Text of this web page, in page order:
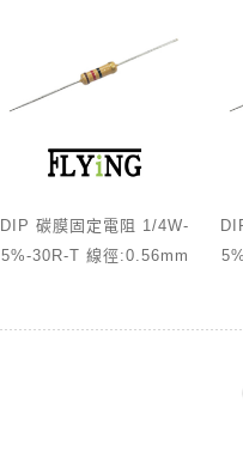
DIP 碳膜固定電阻 1/4W-
5%-30R-T 線徑:0.56mm